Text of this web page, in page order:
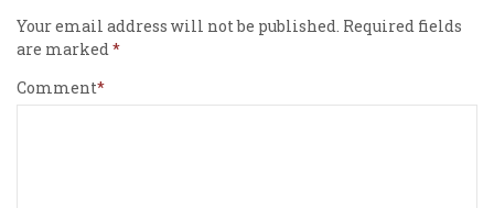
Your email address will not be published. Required fields
are marked
Comment